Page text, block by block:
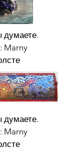
думаете.
Marny
думаете.
Marny